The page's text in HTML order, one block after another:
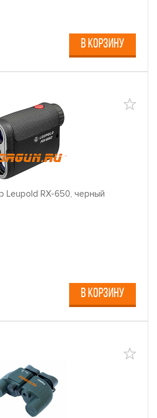
В КОРЗИНУ
Leupold RX-650, черный
В КОРЗИНУ